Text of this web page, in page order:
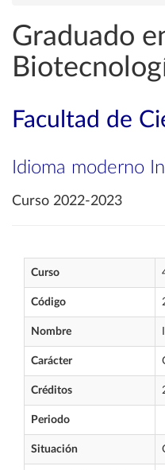
Graduado
Facultad de
Idioma moderno
Curso 2022-2023
Curso
Código
Nombre
Carácter
Créditos
Periodo
Situación